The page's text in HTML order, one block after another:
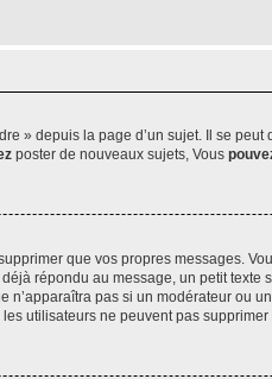
» depuis la page d’un sujet. Il se
poster de nouveaux sujets, Vous
que vos propres messages.
répondu au message, un petit texte
pas si un modérateur ou
utilisateurs ne peuvent pas